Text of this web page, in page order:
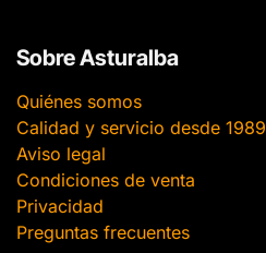
Sobre Asturalba
Quiénes somos
Calidad y servicio desde 1989
Aviso legal
Condiciones de venta
Privacidad
Preguntas frecuentes